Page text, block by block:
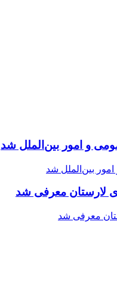
و امور بین‌الملل شد
لارستان معرفی شد